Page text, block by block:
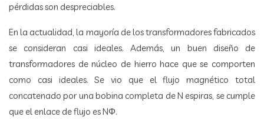
pérdidas son despreciables.
En la actualidad, la mayoría de los transformadores fabricados
se consideran casi ideales. Además, un buen diseño de
transformadores de núcleo de hierro hace que se comporten
como casi ideales. Se vio que el flujo magnético total
concatenado por una bobina completa de N espiras, se cumple
que el enlace de flujo es NΦ.